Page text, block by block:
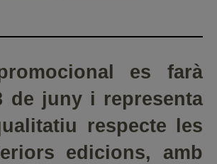
es farà
de juny i representa
respecte les
edicions, amb